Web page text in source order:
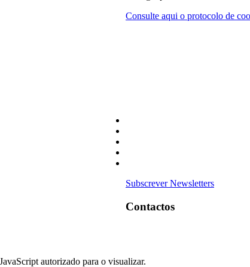
Consulte aqui o protocolo de
Subscrever Newsletters
Contactos
autorizado para o visualizar.